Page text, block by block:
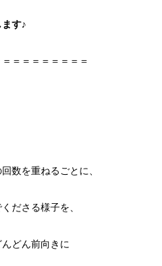
す♪
＝＝＝＝＝＝＝＝
数を重ねるごとに、
ださる様子を、
どん前向きに